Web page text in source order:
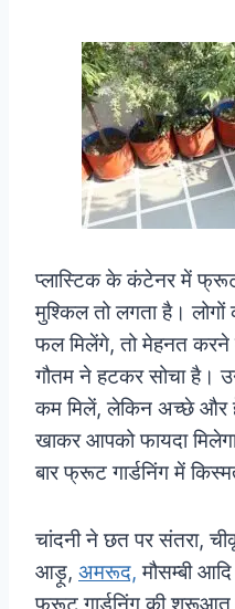
प्लास्टिक के कंटेनर में फ्रूट
मुश्किल तो लगता है।
फल मिलेंगे, तो मेहनत करने
गौतम ने हटकर सोचा है।
कम मिलें, लेकिन अच्छे और
खाकर आपको फायदा
बार फ्रूट गार्डनिंग में
चांदनी ने छत पर संतरा,
आड़ू, अमरूद, मौसम्बी